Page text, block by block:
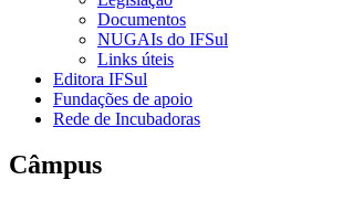
Documentos
NUGAIs do IFSul
Links úteis
Editora IFSul
Fundações de apoio
Rede de Incubadoras
Câmpus